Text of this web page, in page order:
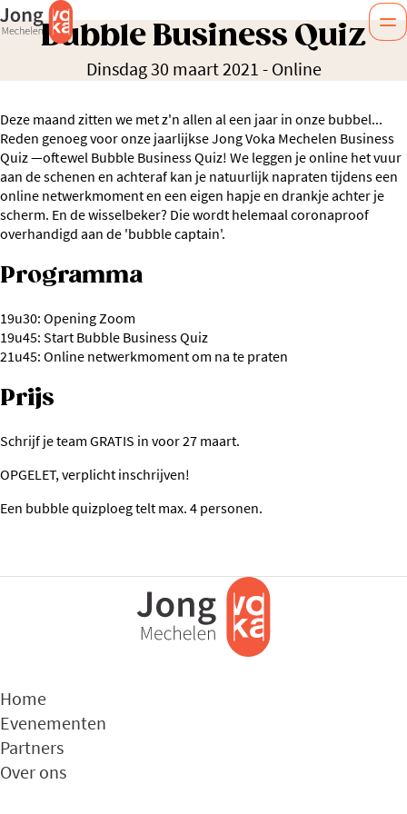
Bubble Business Quiz
Dinsdag 30 maart 2021 - Online
Deze maand zitten we met z'n allen al een jaar in onze bubbel...
Reden genoeg voor onze jaarlijkse Jong Voka Mechelen Business
Quiz —oftewel Bubble Business Quiz! We leggen je online het vuur
aan de schenen en achteraf kan je natuurlijk napraten tijdens een
online netwerkmoment en een eigen hapje en drankje achter je
scherm. En de wisselbeker? Die wordt helemaal coronaproof
overhandigd aan de 'bubble captain'.
Programma
19u30: Opening Zoom
19u45: Start Bubble Business Quiz
21u45: Online netwerkmoment om na te praten
Prijs
Schrijf je team GRATIS in voor 27 maart.
OPGELET, verplicht inschrijven!
Een bubble quizploeg telt max. 4 personen.
Home
Evenementen
Partners
Over ons